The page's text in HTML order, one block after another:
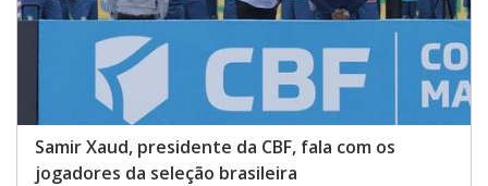
Samir Xaud, presidente da CBF, fala com os
jogadores da seleção brasileira